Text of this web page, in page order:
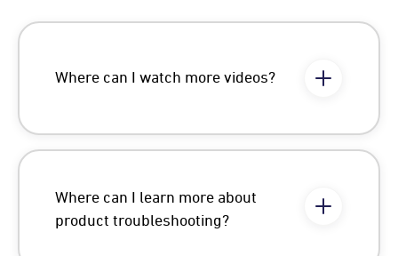
Where can I watch more videos?
Where can I learn more about
product troubleshooting?